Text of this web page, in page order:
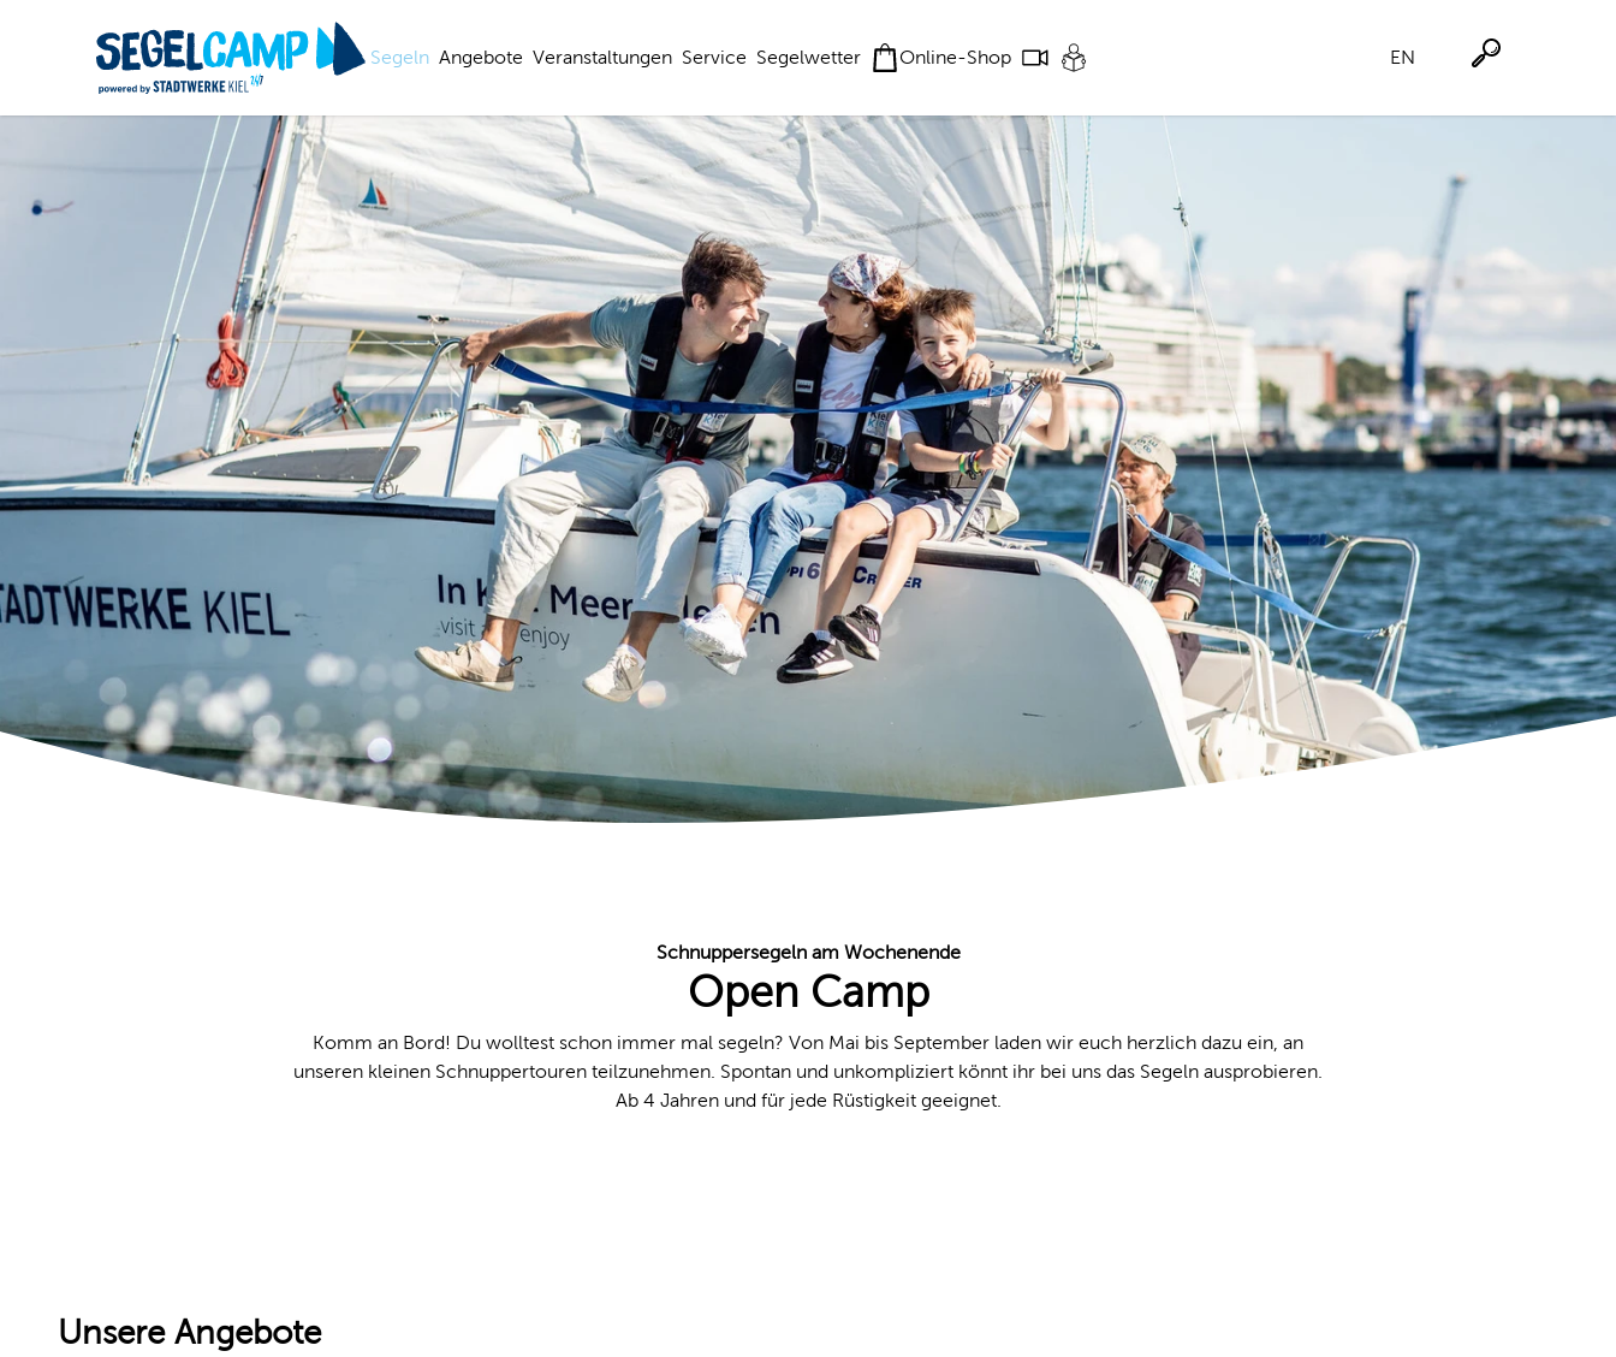
Segeln Angebote Veranstaltungen Service Segelwetter Online-Shop
EN
Schnuppersegeln am Wochenende
Open Camp
Komm an Bord! Du wolltest schon immer mal segeln? Von Mai bis September laden wir euch herzlich dazu ein, an
unseren kleinen Schnuppertouren teilzunehmen. Spontan und unkompliziert könnt ihr bei uns das Segeln ausprobieren.
Ab 4 Jahren und für jede Rüstigkeit geeignet.
Unsere Angebote